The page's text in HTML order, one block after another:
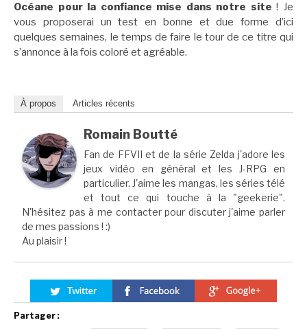
Océane pour la confiance mise dans notre site! Je
vous proposerai un test en bonne et due forme d’ici
quelques semaines, le temps de faire le tour de ce titre qui
s’annonce à la fois coloré et agréable.
À propos Articles récents
Romain Boutté
Fan de FFVII et de la série Zelda j'adore les
jeux vidéo en général et les J-RPG en
particulier. J'aime les mangas, les séries télé
et tout ce qui touche à la "geekerie".
N'hésitez pas à me contacter pour discuter j'aime parler
de mes passions ! :)
Au plaisir !
Partager :